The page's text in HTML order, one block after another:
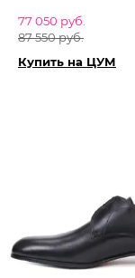
77 050 руб.
87 550 руб.
Купить на ЦУМ